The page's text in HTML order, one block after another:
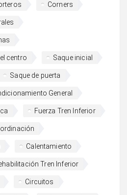
Corners
centro Saque inicial
Saque de puerta
General
Fuerza Tren Inferior
Calentamiento
Tren Inferior
Circuitos